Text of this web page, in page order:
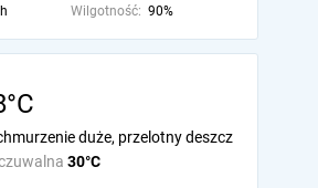
Wilgotność: 90%
30°C
duże, przelotny deszcz